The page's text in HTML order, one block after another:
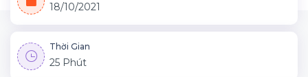
18/10/2021
Thời Gian
25 Phút